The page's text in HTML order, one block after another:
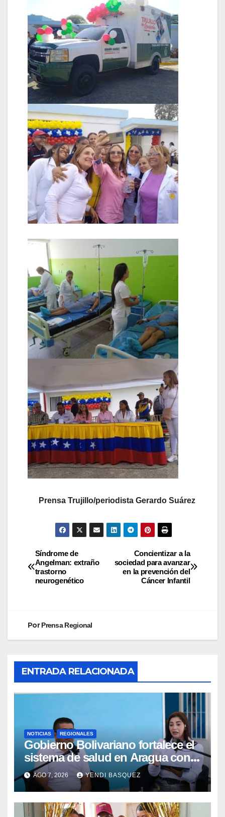
Prensa Trujillo/periodista Gerardo Suárez
Concientizar a la
sociedad para avanzar
en la prevención del
Cáncer Infantil
Síndrome de
Angelman: extraño
trastorno
neurogenético
PorPrensa Regional
ENTRADA RELACIONADA
NOTICIAS REGIONALES
Gobierno Bolivariano fortalece el
sistema de salud en Aragua con
la reinauguración del CDI La Mora
AGO 7, 2026 YENDI BASQUEZ